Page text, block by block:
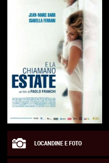
LOCANDINE E FOTO